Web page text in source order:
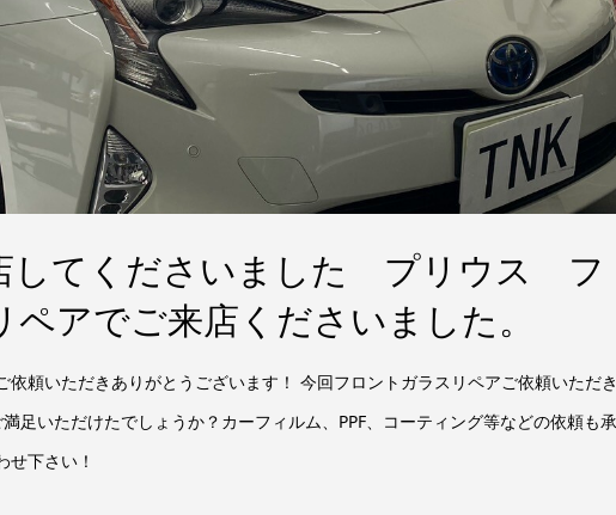
してくださいました プリウス フ
アでご来店くださいました。
依頼いただきありがとうございます！ 今回フロントガラスリペアご依頼いただ
足いただけたでしょうか？カーフィルム、PPF、コーティング等などの依頼も
せ下さい！